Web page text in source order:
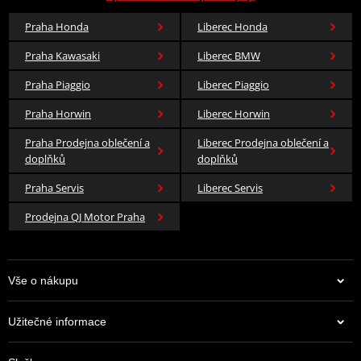
545 Kč
Skladem u dodavatele
1 579 Kč
Skladem
Praha Honda
Liberec Honda
Praha Kawasaki
Liberec BMW
Praha Piaggio
Liberec Piaggio
Praha Horwin
Liberec Horwin
Praha Prodejna oblečení a
doplňků
Liberec Prodejna oblečení a
doplňků
Praha Servis
Liberec Servis
Prodejna QJ Motor Praha
Vše o nákupu
Užitečné informace